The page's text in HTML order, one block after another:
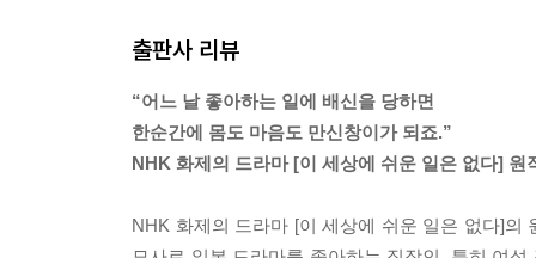
들어오면 정신적인 타격이 커서 자신감이 깎이더
“일할 때 흔히 각오하는 것이라는 말은 좀처럼 정
--- p.231
아아, 하고 수긍하면서 나는 모리나가 씨에 대해
출판사 리뷰
“어느 날 좋아하는 일에 배신을 당하면
한순간에 몸도 마음도 만신창이가 되죠.”
NHK 화제의 드라마 [이 세상에 쉬운 일은 없다] 원
NHK 화제의 드라마 [이 세상에 쉬운 일은 없다]의